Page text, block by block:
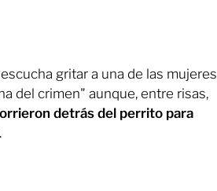
escucha gritar a una de las mujeres
del crimen" aunque, entre risas,
detrás del perrito para
.